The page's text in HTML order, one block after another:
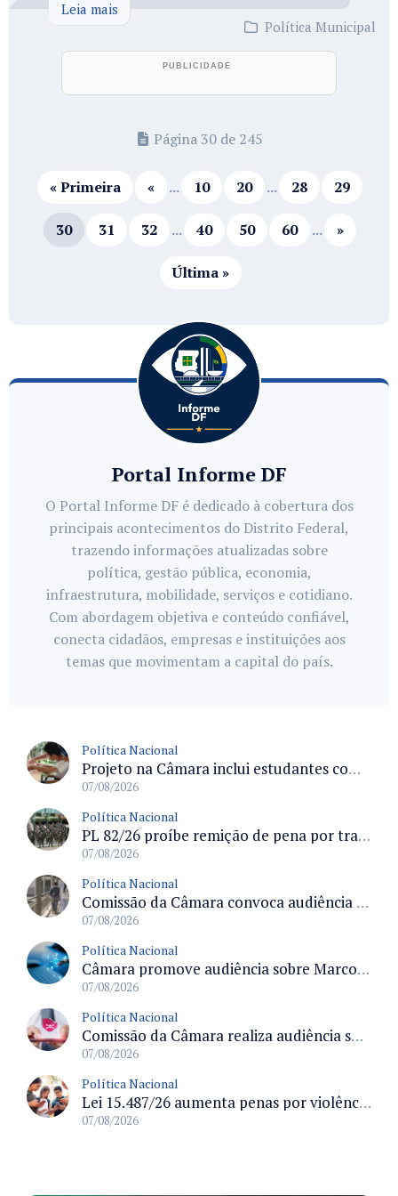
Leia mais
Política Municipal
Página 30 de 245
« Primeira « ... 10 20 ... 28 29
30 31 32 ... 40 50 60 ... »
Última »
Portal Informe DF
O Portal Informe DF é dedicado à cobertura dos
principais acontecimentos do Distrito Federal,
trazendo informações atualizadas sobre
política, gestão pública, economia,
infraestrutura, mobilidade, serviços e cotidiano.
Com abordagem objetiva e conteúdo confiável,
conecta cidadãos, empresas e instituições aos
temas que movimentam a capital do país.
Política Nacional
Projeto na Câmara inclui estudantes com deficiência no regime escolar especial da LDB e estabelece critérios para frequência
07/08/2026
Política Nacional
PL 82/26 proíbe remição de pena por trabalho em funções militares para condenados por crimes contra o Estado Democrático de Direito
07/08/2026
Política Nacional
Comissão da Câmara convoca audiência para discutir misoginia nas escolas e universidades após divulgação de listas misóginas
07/08/2026
Política Nacional
Câmara promove audiência sobre Marco de Fomento à Economia Digital e impactos da inteligência artificial
07/08/2026
Política Nacional
Comissão da Câmara realiza audiência sobre apostas online para medir o tamanho do mercado ilegal
07/08/2026
Política Nacional
Lei 15.487/26 aumenta penas por violência sexual digital contra crianças e adolescentes e autoriza ronda virtual para investigação
07/08/2026